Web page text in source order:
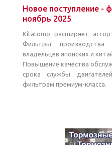
Новое поступление -
ноябрь 2025
Kitatomo расширяет
Фильтры
владельцев японских и
Повышение качества
срока службы
фильтрам премиум-класса.